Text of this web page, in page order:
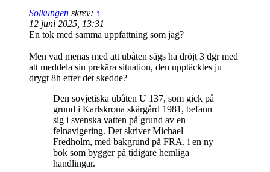
Solkungen skrev: ↑
12 juni 2025, 13:31
En tok med samma uppfattning som jag?
Men vad menas med att ubåten sägs ha dröjt 3 dgr med
att meddela sin prekära situation, den upptäcktes ju
drygt 8h efter det skedde?
Den sovjetiska ubåten U 137, som gick på
grund i Karlskrona skärgård 1981, befann
sig i svenska vatten på grund av en
felnavigering. Det skriver Michael
Fredholm, med bakgrund på FRA, i en ny
bok som bygger på tidigare hemliga
handlingar.